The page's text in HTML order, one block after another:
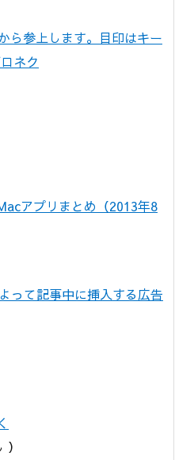
参上します。目印はキー
ネク
アプリまとめ（2013年8
って記事中に挿入する広告